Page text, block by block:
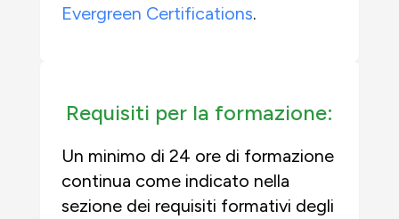
Evergreen Certifications.
Requisiti per la formazione:
Un minimo di 24 ore di formazione
continua come indicato nella
sezione dei requisiti formativi degli